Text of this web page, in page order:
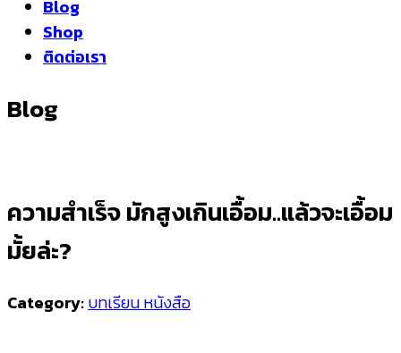
Blog
Shop
ติดต่อเรา
Blog
ความสำเร็จ มักสูงเกินเอื้อม..แล้วจะเอื้อม
มั้ยล่ะ?
Category:บทเรียน หนังสือ